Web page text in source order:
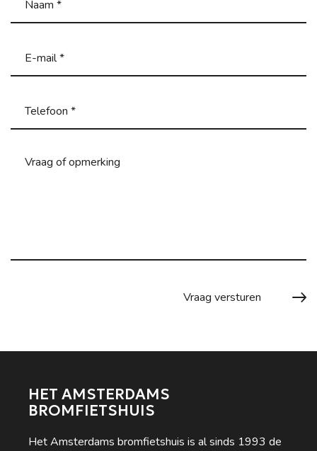
HET AMSTERDAMS
BROMFIETSHUIS
Het Amsterdams bromfietshuis is al sinds 1993 de